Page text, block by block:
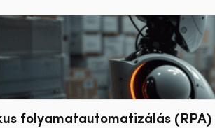
folyamatautomatizálás (RPA)